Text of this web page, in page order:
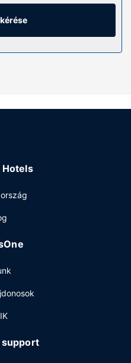
vendégek kikapcsolódását
és szolgáltatások közé
Hotels
support